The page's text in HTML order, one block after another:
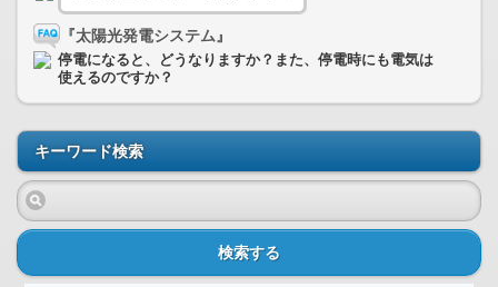
『太陽光発電システム』
停電になると、どうなりますか？また、停電時にも電気は
使えるのですか？
キーワード検索
検索する